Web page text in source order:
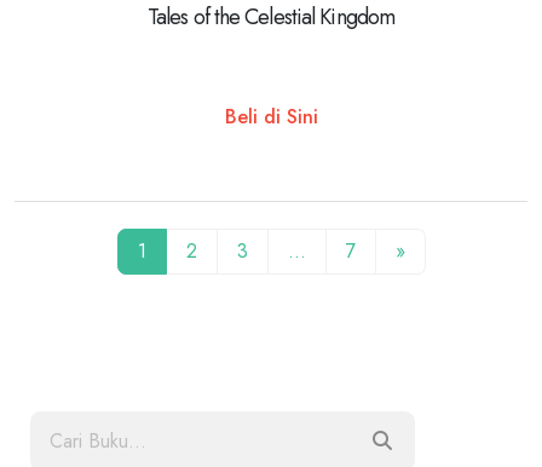
Tales of the Celestial Kingdom
Beli di Sini
1 2 3 … 7 »